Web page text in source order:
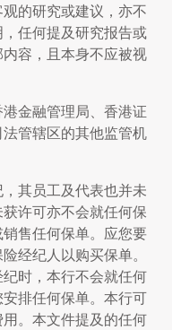
的研究或建议，亦不
任何提及研究报告或
容，且本身不应被视
金融管理局、香港证
管辖区的其他监管机
其员工及代表也并未
许可亦不会就任何保
售任何保单。应您要
经纪人以购买保单。
时，本行不会就任何
排任何保单。本行可
。本文件提及的任何